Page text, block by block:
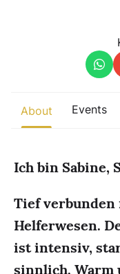
Find trending
world wide
A global view of
growth are actively
About Events
Ich bin Sabine,
Tief
Helferwesen.
ist intensiv,
sinnlich. Warm